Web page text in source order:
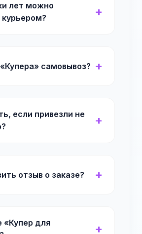
лет можно
самовывоз?
если привезли не
отзыв о заказе?
«Купер для